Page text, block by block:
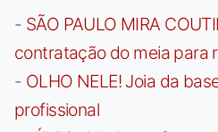
- SÃO PAULO MIRA
contratação do meia para
- OLHO NELE! Joia da
profissional